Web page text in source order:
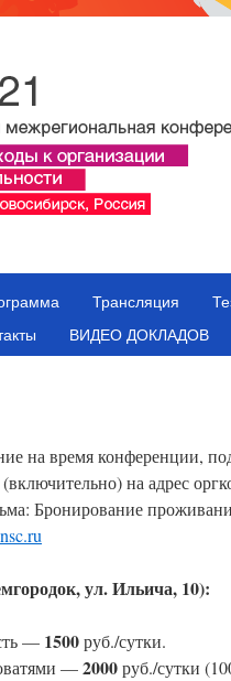
Трансляция
ВИДЕО ДОКЛАДОВ
на время конференции,
на адрес
Бронирование
ул. Ильича, 10):
— 1500руб./сутки.
—2000руб./сутки